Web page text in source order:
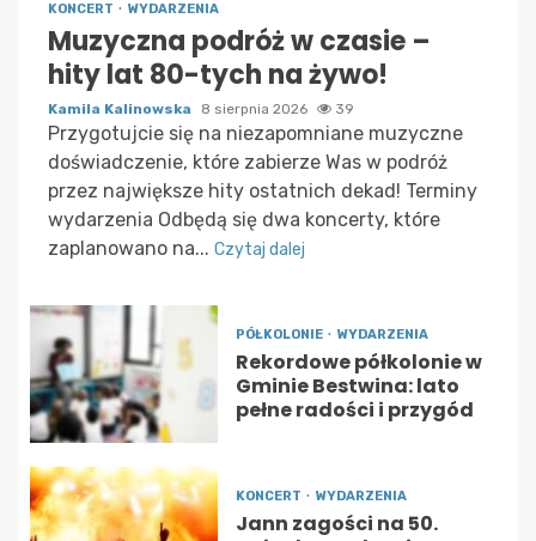
KONCERT WYDARZENIA
Muzyczna podróż w czasie –
hity lat 80-tych na żywo!
Kamila Kalinowska 8 sierpnia 2026 39
Przygotujcie się na niezapomniane muzyczne
doświadczenie, które zabierze Was w podróż
przez największe hity ostatnich dekad! Terminy
wydarzenia Odbędą się dwa koncerty, które
zaplanowano na... Czytaj dalej
PÓŁKOLONIE WYDARZENIA
Rekordowe półkolonie w
Gminie Bestwina: lato
pełne radości i przygód
KONCERT WYDARZENIA
Jann zagości na 50.